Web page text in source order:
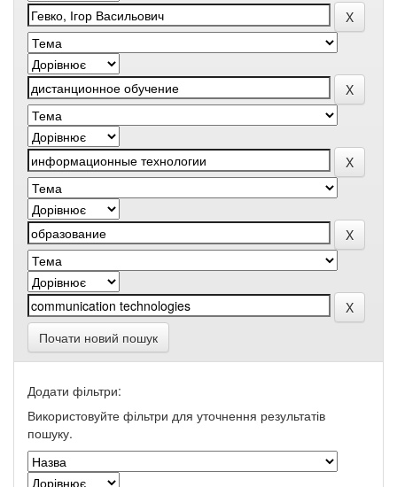
Почати новий пошук
Додати фільтри:
Використовуйте фільтри для уточнення результатів
пошуку.